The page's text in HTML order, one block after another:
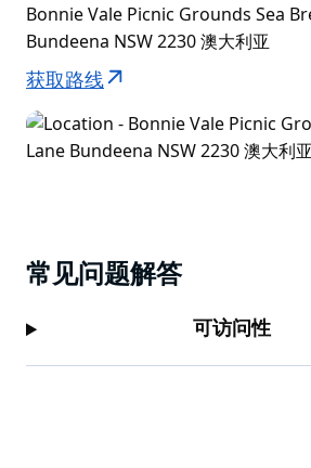
邦迪纳皮划艇公司注重安全、拥有丰
友好的服务，让您在悉尼南部郊区体
之旅。建议在周末、学校假期和夏季
Bonnie Vale Picnic Grounds Sea
Bundeena NSW 2230 澳大利亚
获取路线
常见问题解答
可访问性